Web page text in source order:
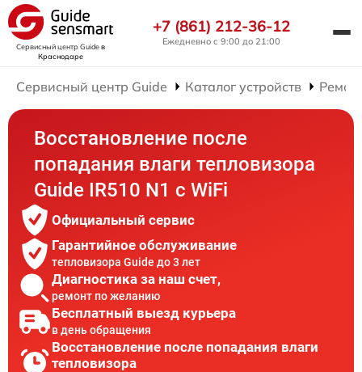
Сервисный центр Guideв
Краснодаре
+7 (861) 212-36-12
Ежедневно с 9:00 до 21:00
Сервисный центр Guide Каталог устройств
Восстановление после
попадания влаги тепловизора
Guide IR510 N1 c WiFi
Официальный сервис
Гарантийное обслуживание
тепловизора Guide до 3 лет
Диагностика за наш счет,
ремонт по желанию
Бесплатный выезд курьера
в день обращения
Восстановление после попадания влаги
тепловизора